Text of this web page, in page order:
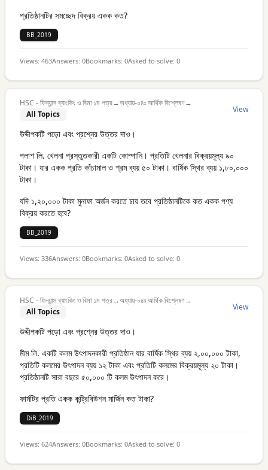
প্রতিষ্ঠানটির সমচ্ছেদ বিক্রয় একক কত?
BB_2019
Views: 463Answers: 0Bookmarks: 0Asked to solve: 0
HSC - ফিন্যান্স ব্যাংকিং ও বিমা ১ম পত্র→অধ্যায়-০৪ঃ আর্থিক বিশ্লেষণ→
All Topics
View
উদ্দীপকটি পড়ো এবং প্রশ্নের উত্তর দাও।
পলাশ লি. খেলনা প্রস্তুতকারী একটি কোম্পানি। প্রতিটি খেলনার বিক্রয়মূল্য ৯০
টাকা। যার একক প্রতি কাঁচামাল ও শ্রম ব্যয় ৫০ টাকা। বার্ষিক স্থির ব্যয় ১,৮০,০০০
টাকা।
যদি ১,২০,০০০ টাকা মুনাফা অর্জন করতে চায় তবে প্রতিষ্ঠানটিকে কত একক পণ্য
বিক্রয় করতে হবে?
BB_2019
Views: 336Answers: 0Bookmarks: 0Asked to solve: 0
HSC - ফিন্যান্স ব্যাংকিং ও বিমা ১ম পত্র→অধ্যায়-০৪ঃ আর্থিক বিশ্লেষণ→
All Topics
View
উদ্দীপকটি পড়ো এবং প্রশ্নের উত্তর দাও।
মীম লি. একটি কলম উৎপাদনকারী প্রতিষ্ঠান যার বার্ষিক স্থির ব্যয় ২,০০,০০০ টাকা,
প্রতিটি কলমের উৎপাদন ব্যয় ১২ টাকা এবং প্রতিটি কলমের বিক্রয়মূল্য ২০ টাকা।
প্রতিষ্ঠানটি সারা বছরে ৫০,০০০ টি কলম উৎপাদন করে।
ফার্মটির প্রতি একক কন্ট্রিবিউশন মার্জিন কত টাকা?
DiB_2019
Views: 624Answers: 0Bookmarks: 0Asked to solve: 0